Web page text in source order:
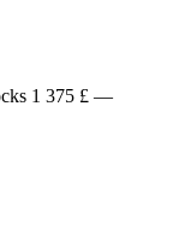
1 375 £ —